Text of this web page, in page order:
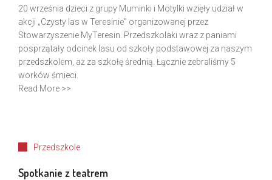
20 września dzieci z grupy Muminki i Motylki wzięły udział w
akcji „Czysty las w Teresinie” organizowanej przez
Stowarzyszenie MyTeresin. Przedszkolaki wraz z paniami
posprzątały odcinek lasu od szkoły podstawowej za naszym
przedszkolem, aż za szkołę średnią. Łącznie zebraliśmy 5
worków śmieci.
Read More >>
Przedszkole
Spotkanie z teatrem